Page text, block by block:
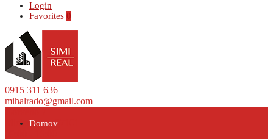
Login
Favorites 0
0915 311 636
mihalrado@gmail.com
Michalovce, 07101
Domov